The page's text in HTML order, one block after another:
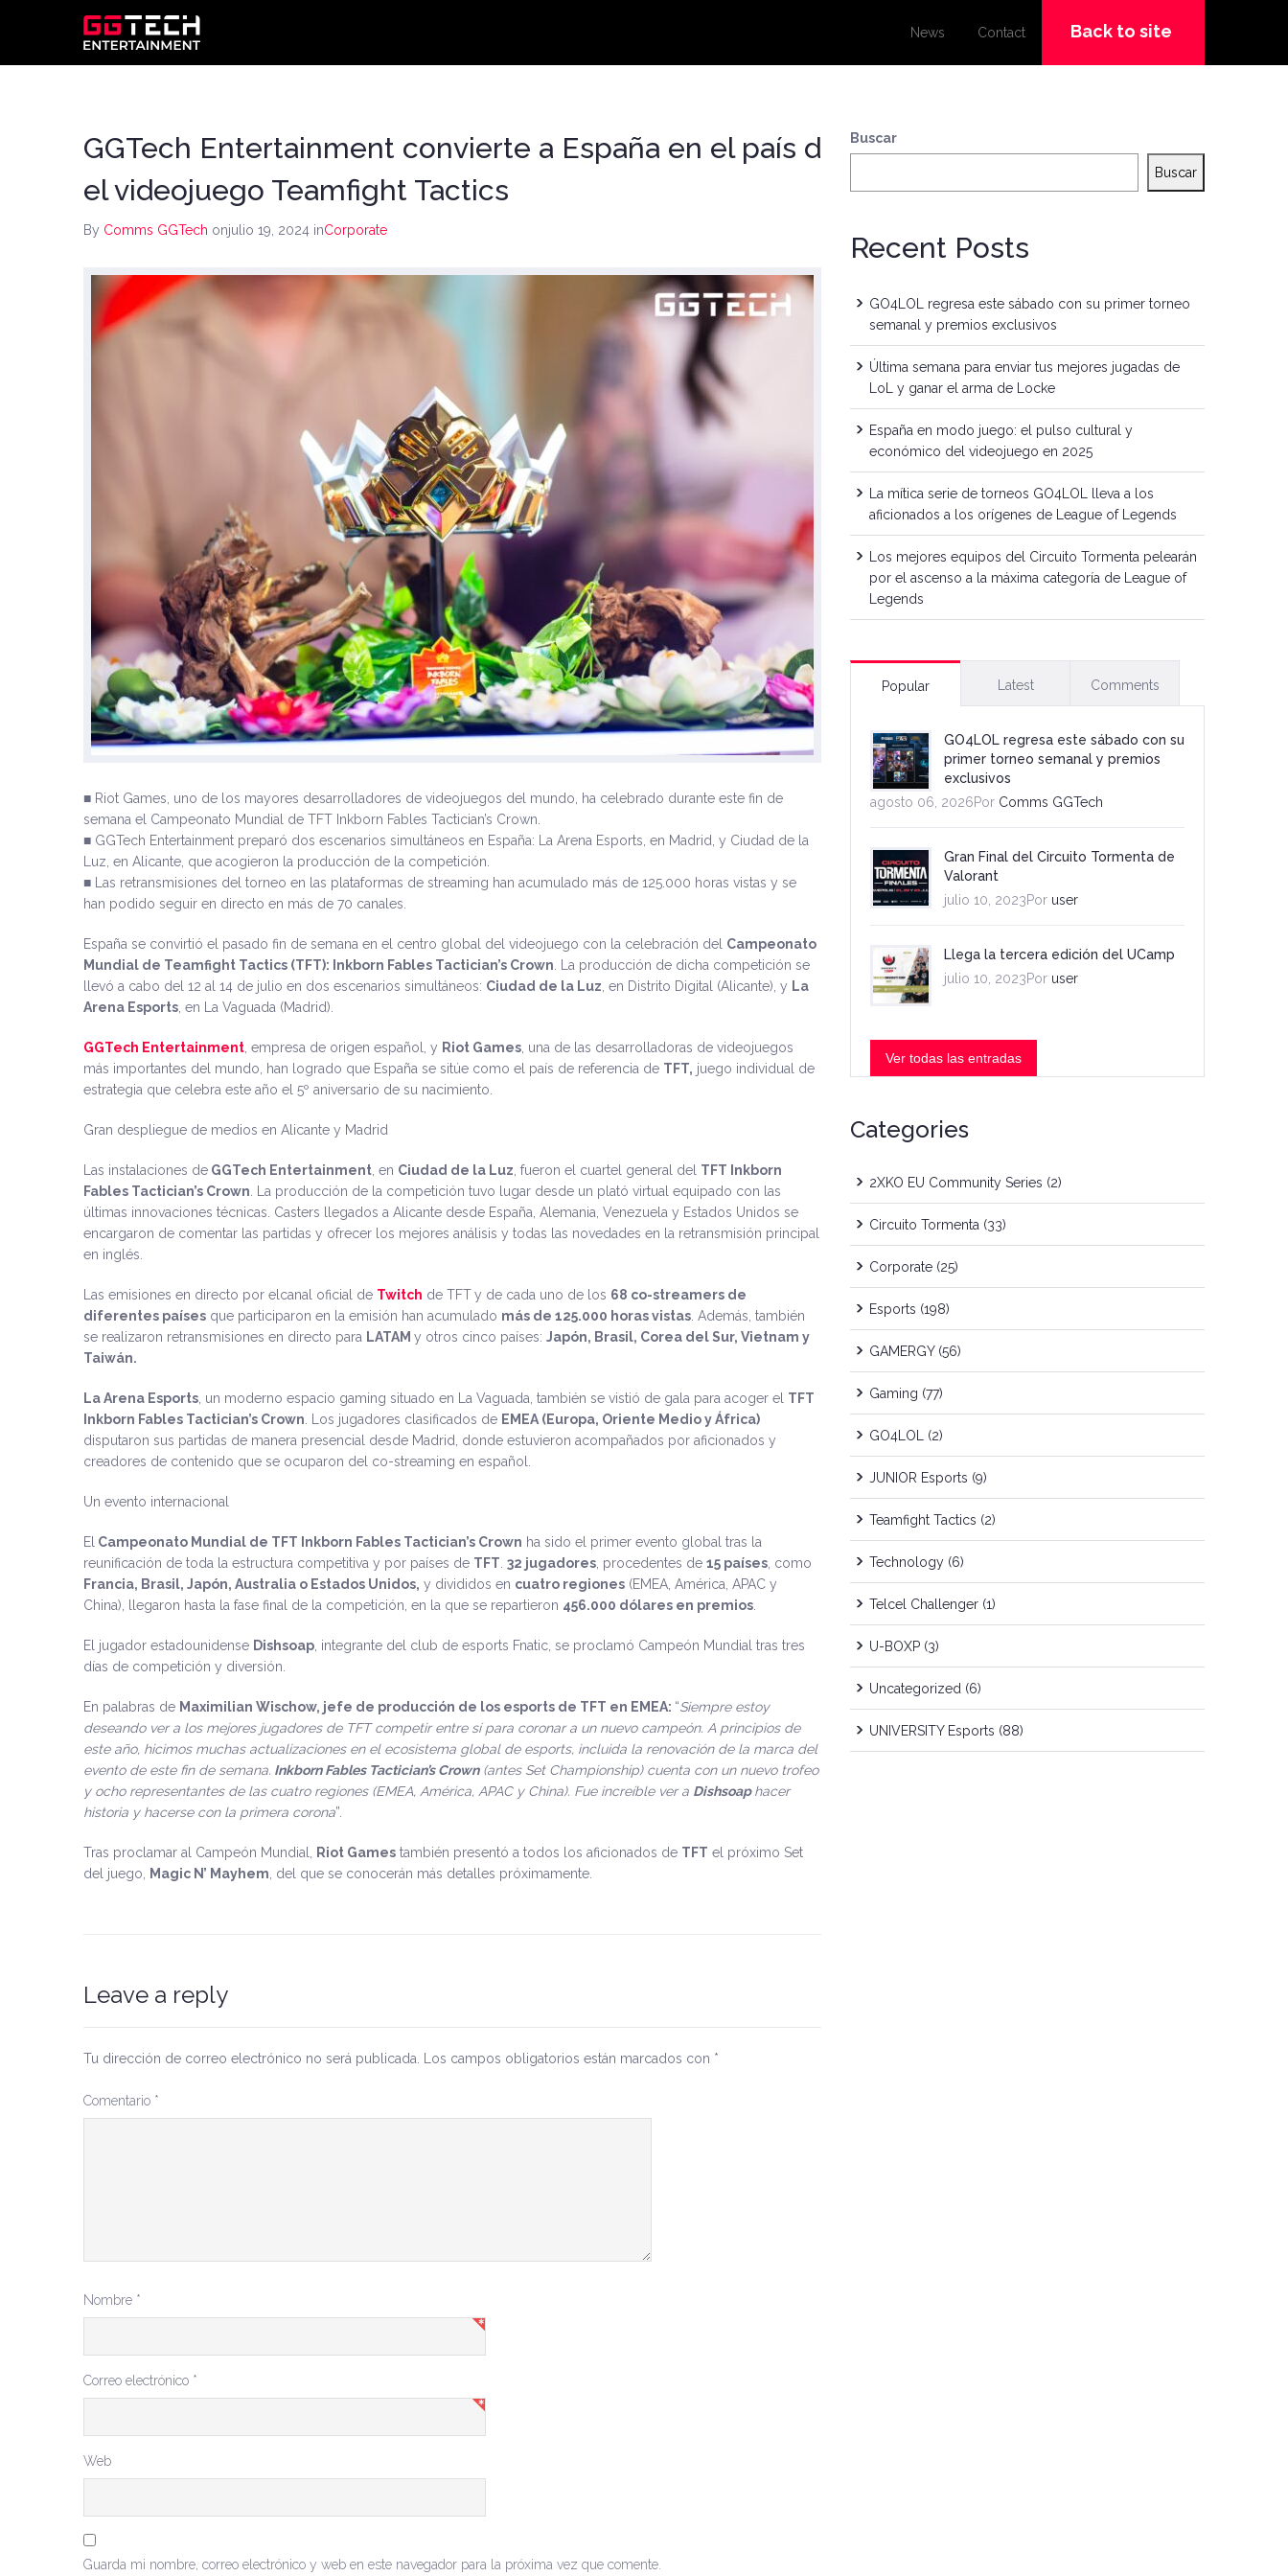
Back to site
News Contact
GGTech Entertainment convierte a España en el país d
el videojuego Teamfight Tactics
By Comms GGTech onjulio 19, 2024 inCorporate
■ Riot Games, uno de los mayores desarrolladores de videojuegos del mundo, ha celebrado durante este fin de
semana el Campeonato Mundial de TFT Inkborn Fables Tactician’s Crown.
■ GGTech Entertainment preparó dos escenarios simultáneos en España: La Arena Esports, en Madrid, y Ciudad de la
Luz, en Alicante, que acogieron la producción de la competición.
■ Las retransmisiones del torneo en las plataformas de streaming han acumulado más de 125.000 horas vistas y se
han podido seguir en directo en más de 70 canales.
España se convirtió el pasado fin de semana en el centro global del videojuego con la celebración del Campeonato
Mundial de Teamfight Tactics (TFT): Inkborn Fables Tactician’s Crown . La producción de dicha competición se
llevó a cabo del 12 al 14 de julio en dos escenarios simultáneos: Ciudad de la Luz , en Distrito Digital (Alicante), y La
Arena Esports , en La Vaguada (Madrid).
GGTech Entertainment , empresa de origen español, y Riot Games , una de las desarrolladoras de videojuegos
más importantes del mundo, han logrado que España se sitúe como el país de referencia de TFT, juego individual de
estrategia que celebra este año el 5º aniversario de su nacimiento.
Gran despliegue de medios en Alicante y Madrid
Las instalaciones de GGTech Entertainment , en Ciudad de la Luz , fueron el cuartel general del TFT Inkborn
Fables Tactician’s Crown . La producción de la competición tuvo lugar desde un plató virtual equipado con las
últimas innovaciones técnicas. Casters llegados a Alicante desde España, Alemania, Venezuela y Estados Unidos se
encargaron de comentar las partidas y ofrecer los mejores análisis y todas las novedades en la retransmisión principal
en inglés.
Las emisiones en directo por elcanal oficial de Twitch de TFTy de cada uno de los 68 co-streamers de
diferentes países que participaron en la emisión han acumulado más de 125.000 horas vistas . Además, también
se realizaron retransmisiones en directo para LATAM y otros cinco países: Japón, Brasil, Corea del Sur, Vietnam y
Taiwán.
La Arena Esports , un moderno espacio gaming situado en La Vaguada, también se vistió de gala para acoger el TFT
Inkborn Fables Tactician’s Crown . Los jugadores clasificados de EMEA (Europa, Oriente Medio y África)
disputaron sus partidas de manera presencial desde Madrid, donde estuvieron acompañados por aficionados y
creadores de contenido que se ocuparon del co-streaming en español.
Un evento internacional
El Campeonato Mundial de TFT Inkborn Fables Tactician’s Crown ha sido el primer evento global tras la
reunificación de toda la estructura competitiva y por países de TFT 32 jugadores , procedentes de 15 países , como
Francia, Brasil, Japón, Australia o Estados Unidos, y divididos en cuatro regiones (EMEA, América, APAC y
China), llegaron hasta la fase final de la competición, en la que se repartieron 456.000 dólares en premios
El jugador estadounidense Dishsoap , integrante del club de esports Fnatic, se proclamó Campeón Mundial tras tres
días de competición y diversión.
En palabras de Maximilian Wischow, jefe de producción de los esports de TFT en EMEA: “Siempre estoy
deseando ver a los mejores jugadores de TFT competir entre sí para coronar a un nuevo campeón. A principios de
este año, hicimos muchas actualizaciones en el ecosistema global de esports, incluida la renovación de la marca del
evento de este fin de semana. Inkborn Fables Tactician’s Crown(antes Set Championship) cuenta con un nuevo trofeo
y ocho representantes de las cuatro regiones (EMEA, América, APAC y China). Fue increíble ver a Dishsoaphacer
historia y hacerse con la primera corona”.
Tras proclamar al Campeón Mundial, Riot Games también presentó a todos los aficionados de TFT el próximo Set
del juego,
Magic N’ Mayhem , del que se conocerán más detalles próximamente.
Leave a reply
Tu dirección de correo electrónico no será publicada. Los campos obligatorios están marcados con *
Comentario *
Nombre *
Correo electrónico *
Web
Guarda mi nombre, correo electrónico y web en este navegador para la próxima vez que comente.
Buscar
Buscar
Recent Posts
GO4LOL regresa este sábado con su primer torneo
semanal y premios exclusivos
Última semana para enviar tus mejores jugadas de
LoL y ganar el arma de Locke
España en modo juego: el pulso cultural y
económico del videojuego en 2025
La mítica serie de torneos GO4LOL lleva a los
aficionados a los orígenes de League of Legends
Los mejores equipos del Circuito Tormenta pelearán
por el ascenso a la máxima categoría de League of
Legends
Popular Latest Comments
GO4LOL regresa este sábado con su
primer torneo semanal y premios
exclusivos
agosto 06, 2026Por Comms GGTech
Gran Final del Circuito Tormenta de
Valorant
julio 10, 2023Por user
Llega la tercera edición del UCamp
julio 10, 2023Por user
Ver todas las entradas
Categories
2XKO EU Community Series (2)
Circuito Tormenta (33)
Corporate (25)
Esports (198)
GAMERGY(56)
Gaming (77)
GO4LOL (2)
JUNIOR Esports (9)
Teamfight Tactics (2)
Technology (6)
Telcel Challenger (1)
U-BOXP (3)
Uncategorized (6)
UNIVERSITY Esports (88)